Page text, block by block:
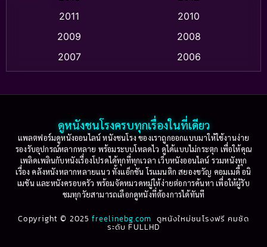
Based on a True Story เรื่องจริง(36)
Based on Novel(16)
Betrayal(1)
Biography(3)
Biography ชีวประวัติ (61)
2011
2010
2009
2008
2007
2006
2003
2002
2001
2000
1999
1998
1997
1996
1995
1994
1993
1992
1991
1990
ดูหนังชนโรงครบทุกเรื่องในที่เดียว
แพลตฟอร์มดูหนังออนไลน์ หนังชนโรง ของเราถูกออกแบบมาให้ใช้งานง่าย
รองรับอุปกรณ์หลากหลาย พร้อมระบบโหลดไว ดูได้แบบไม่กระตุก เพื่อให้คุณ
เพลิดเพลินกับหนังเรื่องโปรดได้ทุกที่ทุกเวลา เว็บหนังออนไลน์ รวมหนังทุก
เรื่อง คลังหนังหลากหลายแนว ทั้งแอ็กชัน โรแมนติก สยองขวัญ คอมเมดี้ อนิ
เมชัน และหนังครอบครัว พร้อมจัดหมวดหมู่ให้ง่ายต่อการค้นหา เพื่อให้ผู้รับ
ชมทุกวัยสามารถเลือกดูหนังที่ต้องการได้ทันที
Copyright © 2025freelinebg.com ดูหนังใหม่ชนโรงฟรี คมชัด
ระดับ FULLHD